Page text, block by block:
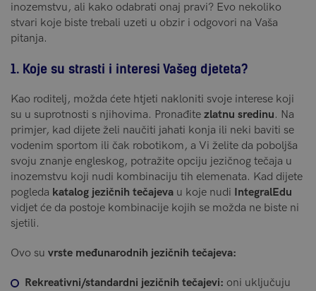
inozemstvu, ali kako odabrati onaj pravi? Evo nekoliko
stvari koje biste trebali uzeti u obzir i odgovori na Vaša
pitanja.
1. Koje su strasti i interesi Vašeg djeteta?
Kao roditelj, možda ćete htjeti nakloniti svoje interese koji
su u suprotnosti s njihovima. Pronađite zlatnu sredinu. Na
primjer, kad dijete želi naučiti jahati konja ili neki baviti se
vodenim sportom ili čak robotikom, a Vi želite da poboljša
svoju znanje engleskog, potražite opciju jezičnog tečaja u
inozemstvu koji nudi kombinaciju tih elemenata. Kad dijete
pogleda katalog jezičnih tečajeva u koje nudi IntegralEdu
vidjet će da postoje kombinacije kojih se možda ne biste ni
sjetili.
Ovo su vrste međunarodnih jezičnih tečajeva:
Rekreativni/standardni jezičnih tečajevi: oni uključuju